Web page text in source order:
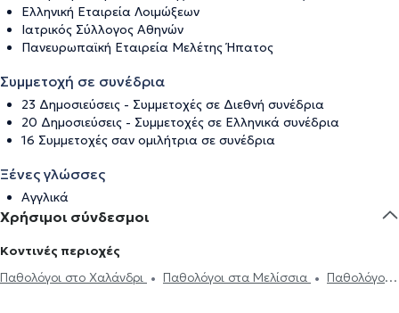
Ελληνική Εταιρεία Λοιμώξεων
Ιατρικός Σύλλογος Αθηνών
Πανευρωπαϊκή Εταιρεία Μελέτης Ήπατος
Συμμετοχή σε συνέδρια
23 Δημοσιεύσεις - Συμμετοχές σε Διεθνή συνέδρια
20 Δημοσιεύσεις - Συμμετοχές σε Ελληνικά συνέδρια
16 Συμμετοχές σαν ομιλήτρια σε συνέδρια
Ξένες γλώσσες
Αγγλικά
Χρήσιμοι σύνδεσμοι
Κοντινές περιοχές
Παθολόγοι στο Χαλάνδρι
Παθολόγοι στα Μελίσσια
Παθολόγοι